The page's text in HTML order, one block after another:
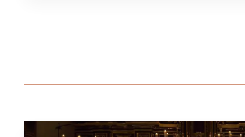
Play